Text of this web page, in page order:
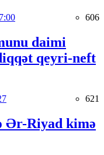
606
daimi
qeyri-neft
621
Ər-Riyad kimə